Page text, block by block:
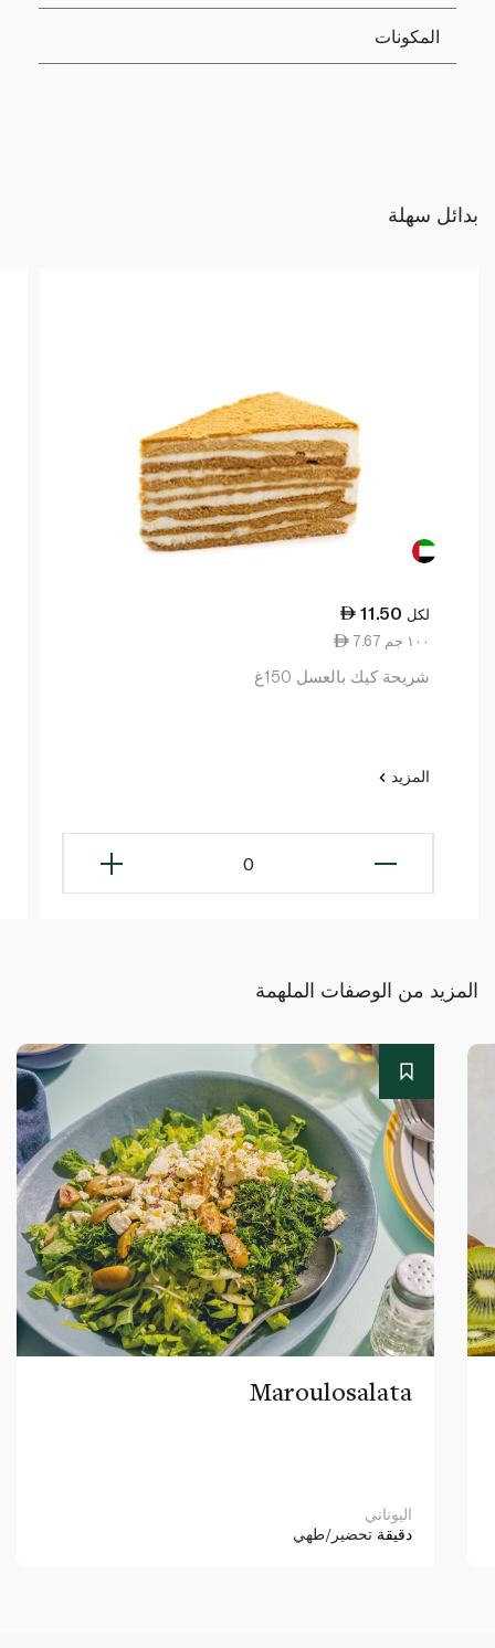
المكونات
بدائل سهلة
11.50 لكل
7.67 ١٠٠ جم
شريحة كيك بالعسل 150غ
المزيد
0
المزيد من الوصفات الملهمة
Maroulosalata
اليوناني
دقيقة تحضير/طهي